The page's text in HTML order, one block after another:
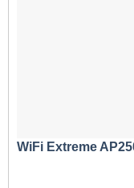
WiFi Extreme